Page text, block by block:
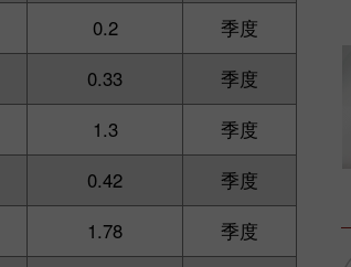
0.2
季度
0.33
季度
1.3
季度
0.42
季度
1.78
季度